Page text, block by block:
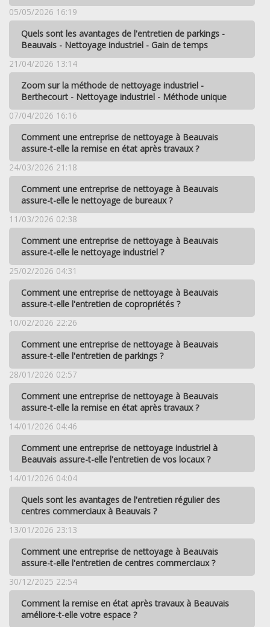
05/05/2026 16:19
Quels sont les avantages de l'entretien de parkings -
Beauvais - Nettoyage industriel - Gain de temps
21/04/2026 13:14
Zoom sur la méthode de nettoyage industriel -
Berthecourt - Nettoyage industriel - Méthode unique
07/04/2026 16:16
Comment une entreprise de nettoyage à Beauvais
assure-t-elle la remise en état après travaux ?
24/03/2026 21:18
Comment une entreprise de nettoyage à Beauvais
assure-t-elle le nettoyage de bureaux ?
11/03/2026 02:38
Comment une entreprise de nettoyage à Beauvais
assure-t-elle le nettoyage industriel ?
25/02/2026 04:31
Comment une entreprise de nettoyage à Beauvais
assure-t-elle l'entretien de copropriétés ?
10/02/2026 22:26
Comment une entreprise de nettoyage à Beauvais
assure-t-elle l'entretien de parkings ?
28/01/2026 02:57
Comment une entreprise de nettoyage à Beauvais
assure-t-elle la remise en état après travaux ?
14/01/2026 04:46
Comment une entreprise de nettoyage industriel à
Beauvais assure-t-elle l'entretien de vos locaux ?
14/01/2026 04:04
Quels sont les avantages de l'entretien régulier des
centres commerciaux à Beauvais ?
13/01/2026 23:13
Comment une entreprise de nettoyage à Beauvais
assure-t-elle l'entretien de centres commerciaux ?
30/12/2025 22:54
Comment la remise en état après travaux à Beauvais
améliore-t-elle votre espace ?